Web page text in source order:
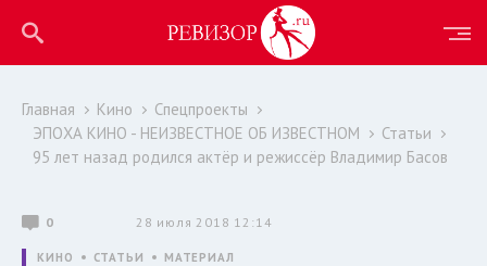
Главная Кино
Спецпроекты
ЭПОХА КИНО - НЕИЗВЕСТНОЕ ОБ ИЗВЕСТНОМ
Статьи
95 лет назад родился актёр и режиссёр Владимир Басов
0 28 июля 2018 12:14
КИНО СТАТЬИ МАТЕРИАЛ